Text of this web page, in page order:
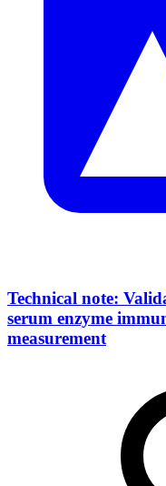
Technical note:
serum enzyme
measurement